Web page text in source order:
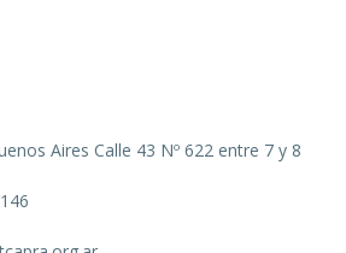
Aires Calle 43 Nº 622 entre 7 y 8